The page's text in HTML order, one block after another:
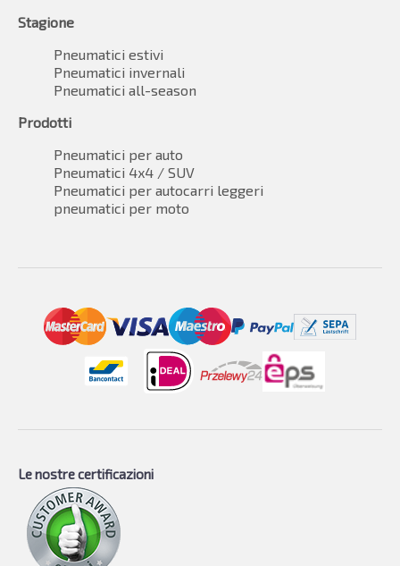
Stagione
Pneumatici estivi
Pneumatici invernali
Pneumatici all-season
Prodotti
Pneumatici per auto
Pneumatici 4x4 / SUV
Pneumatici per autocarri leggeri
pneumatici per moto
Le nostre certificazioni